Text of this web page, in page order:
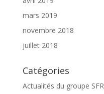
mars 2019
novembre 2018
juillet 2018
Catégories
Actualités du groupe SFR